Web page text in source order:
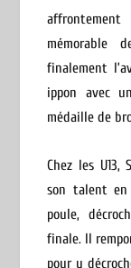
mémorable
finalement
ippon avec
médaille de
Chez les U13,
son talent en
poule,
finale. Il
pour y